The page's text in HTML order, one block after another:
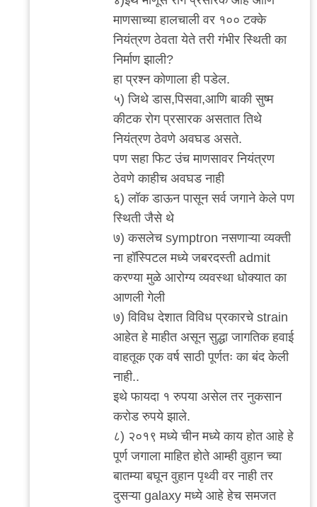
by
राजेश
घासकडवी
माणसाच्या हालचाली वर १०० टक्के
नियंत्रण ठेवता येते तरी गंभीर स्थिती का
निर्माण झाली?
हा प्रश्न कोणाला ही पडेल.
५) जिथे डास,पिसवा,आणि बाकी सुष्म
कीटक रोग प्रसारक असतात तिथे
नियंत्रण ठेवणे अवघड असते.
पण सहा फिट उंच माणसावर नियंत्रण
ठेवणे काहीच अवघड नाही
६) लॉक डाऊन पासून सर्व जगाने केले पण
स्थिती जैसे थे
७) कसलेच symptron नसणाऱ्या व्यक्ती
ना हॉस्पिटल मध्ये जबरदस्ती admit
करण्या मुळे आरोग्य व्यवस्था धोक्यात का
आणली गेली
७) विविध देशात विविध प्रकारचे strain
आहेत हे माहीत असून सुद्धा जागतिक हवाई
वाहतूक एक वर्ष साठी पूर्णतः का बंद केली
नाही..
इथे फायदा १ रुपया असेल तर नुकसान
करोड रुपये झाले.
८) २०१९ मध्ये चीन मध्ये काय होत आहे हे
पूर्ण जगाला माहित होते आम्ही वुहान च्या
बातम्या बघून वुहान पृथ्वी वर नाही तर
दुसऱ्या galaxy मध्ये आहे हेच समजत